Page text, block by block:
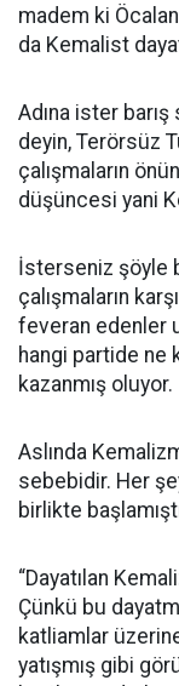
madem ki
da Kemalist
Adına ister
deyin, Terörsüz
çalışmaların
düşüncesi yani
İsterseniz şöyle
çalışmaların
feveran edenler
hangi partide ne
kazanmış oluyor.
Aslında
sebebidir. Her
birlikte
“Dayatılan
Çünkü bu
katliamlar
yatışmış gibi